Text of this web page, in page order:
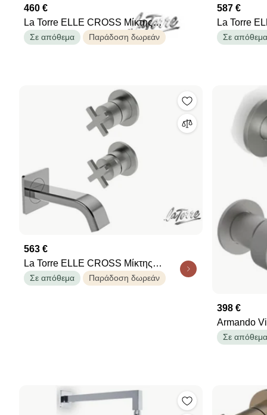
460 €
La Torre ELLE CROSS Μίκτης
εντοιχισμού με εκτροπέα 2/3 εξόδων
Σε απόθεμα Παράδοση δωρεάν
587 €
La Torre
Σε απόθεμα
563 €
La Torre ELLE CROSS Μίκτης
εντοιχισμού με εκτροπέα 2/3 εξόδων
Σε απόθεμα Παράδοση δωρεάν
398 €
Armando
Σε απόθεμα